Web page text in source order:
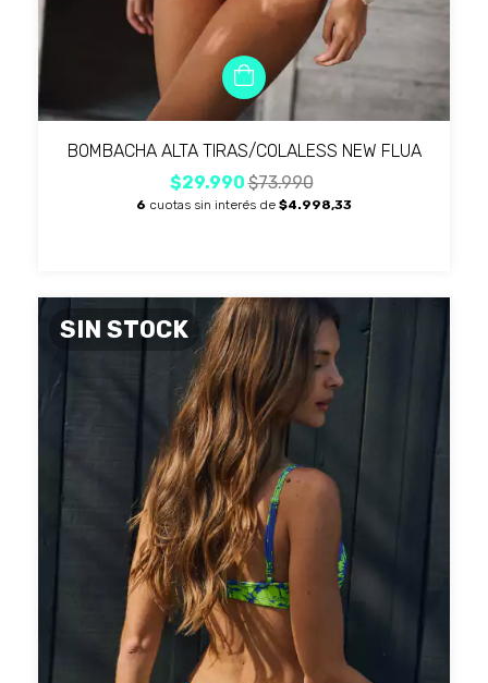
BOMBACHA ALTA TIRAS/COLALESS NEW FLUA
$29.990$73.990
6 cuotas sin interés de $4.998,33
SIN STOCK